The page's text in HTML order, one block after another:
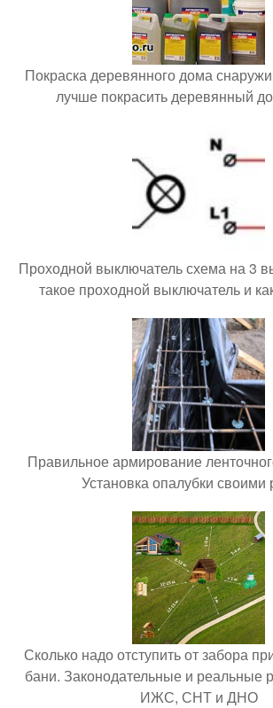
Покраска деревянного дома
лучше покрасить деревянный
Проходной выключатель схема на 3
такое проходной выключатель и
Правильное армирование
Установка опалубки своими
Сколько надо отступить от забора
бани. Законодательные и реальные
ИЖС, СНТ и ДНО